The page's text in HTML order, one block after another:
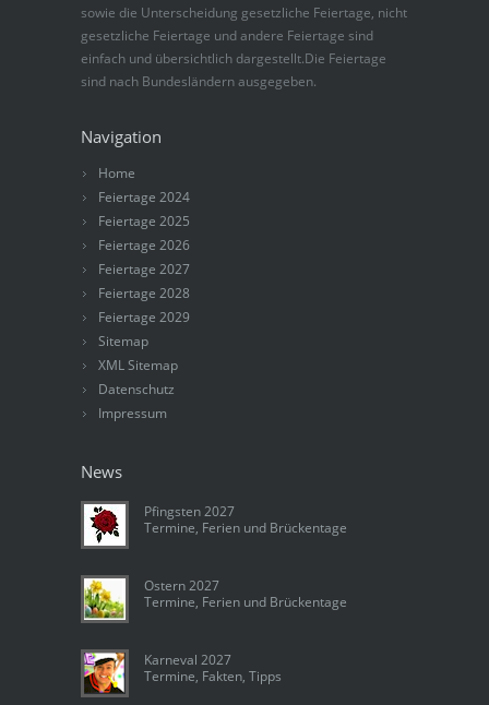
sowie die Unterscheidung gesetzliche Feiertage, nicht
gesetzliche Feiertage und andere Feiertage sind
einfach und übersichtlich dargestellt.Die Feiertage
sind nach Bundesländern ausgegeben.
Navigation
Home
Feiertage 2024
Feiertage 2025
Feiertage 2026
Feiertage 2027
Feiertage 2028
Feiertage 2029
Sitemap
XML Sitemap
Datenschutz
Impressum
News
Pfingsten 2027
Termine, Ferien und Brückentage
Ostern 2027
Termine, Ferien und Brückentage
Karneval 2027
Termine, Fakten, Tipps